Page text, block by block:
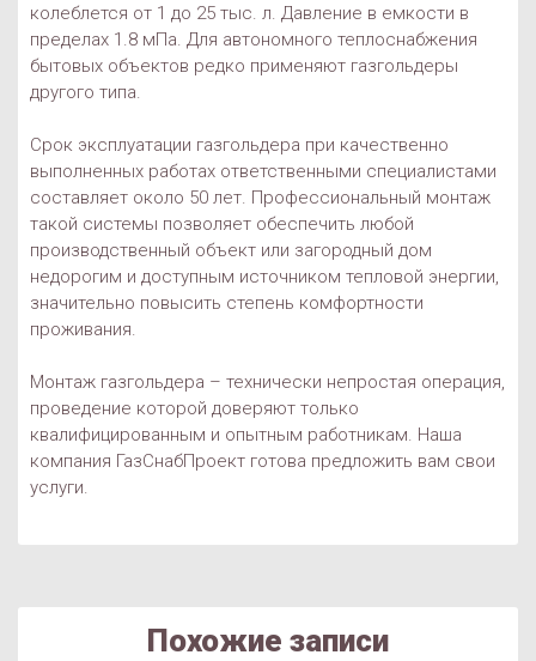
колеблется от 1 до 25 тыс. л. Давление в емкости в
пределах 1.8 мПа. Для автономного теплоснабжения
бытовых объектов редко применяют газгольдеры
другого типа.
Срок эксплуатации газгольдера при качественно
выполненных работах ответственными специалистами
составляет около 50 лет. Профессиональный монтаж
такой системы позволяет обеспечить любой
производственный объект или загородный дом
недорогим и доступным источником тепловой энергии,
значительно повысить степень комфортности
проживания.
Монтаж газгольдера – технически непростая операция,
проведение которой доверяют только
квалифицированным и опытным работникам. Наша
компания ГазСнабПроект готова предложить вам свои
услуги.
Похожие записи